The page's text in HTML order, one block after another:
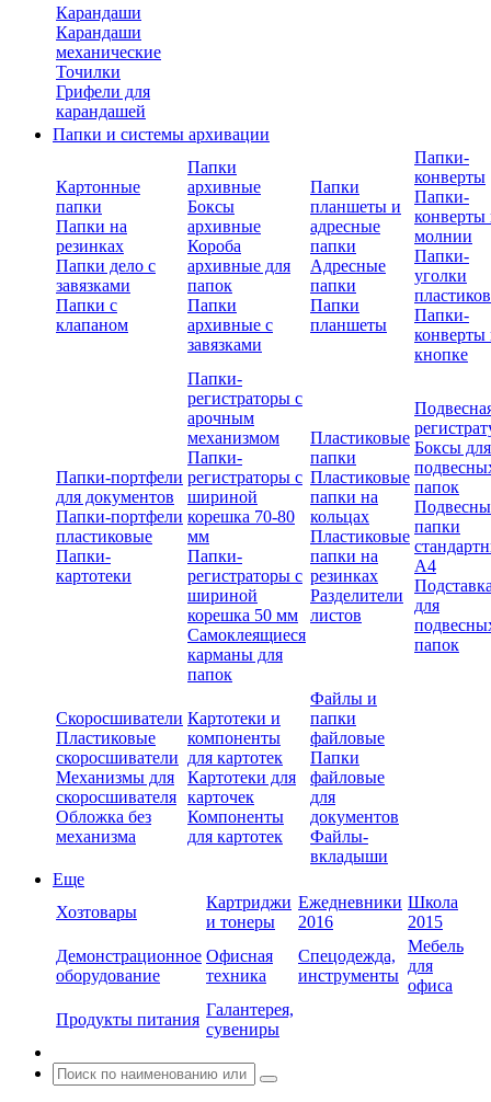
Карандаши
Карандаши
механические
Точилки
Грифели для
карандашей
Папки и системы архивации
Картонные
папки
Папки на
резинках
Папки дело с
завязками
Папки с
клапаном
Папки
архивные
Боксы
архивные
Короба
архивные для
папок
Папки
архивные с
завязками
Папки
планшеты и
адресные
папки
Адресные
папки
Папки
планшеты
Папки-
конверты
Папки-
конверты
молнии
Папки-
уголки
Папки-
конверты
кнопке
Папки-портфели
для документов
Папки-портфели
пластиковые
Папки-
картотеки
Папки-
регистраторы с
арочным
механизмом
Папки-
регистраторы с
шириной
корешка 70-80
мм
Папки-
регистраторы с
шириной
корешка 50 мм
Самоклеящиеся
карманы для
папок
Пластиковые
папки
Пластиковые
папки на
кольцах
Пластиковые
папки на
резинках
Разделители
листов
Боксы для
папок
папки
А4
для
папок
Скоросшиватели
Пластиковые
скоросшиватели
Механизмы для
скоросшивателя
Обложка без
механизма
Картотеки и
компоненты
для картотек
Картотеки для
карточек
Компоненты
для картотек
Файлы и
папки
файловые
Папки
файловые
для
документов
Файлы-
вкладыши
Еще
Хозтовары
Картриджи
и тонеры
Ежедневники
2016
Школа
2015
Демонстрационное
оборудование
Офисная
техника
Спецодежда,
инструменты
Мебель
для
офиса
Продукты питания
Галантерея,
сувениры